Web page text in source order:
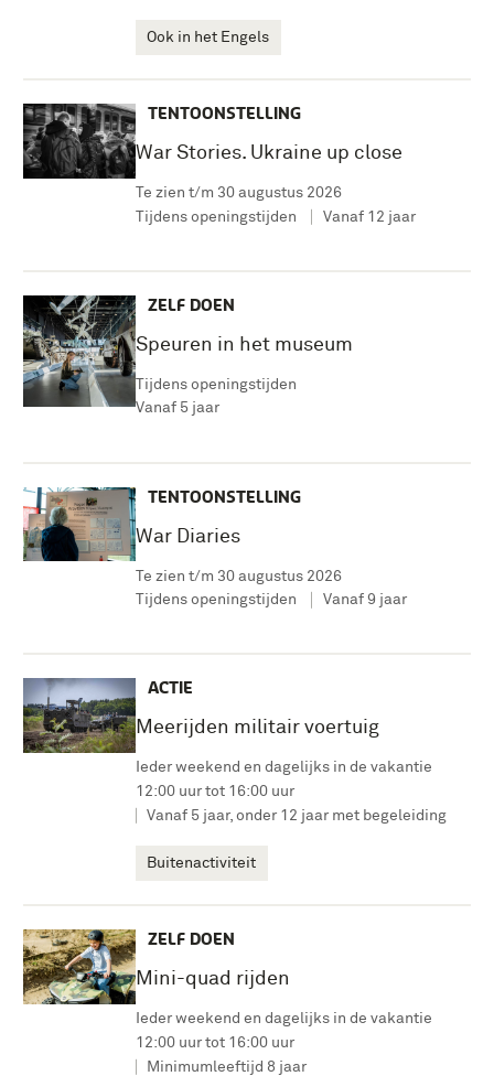
Ook in het Engels
TENTOONSTELLING
War Stories. Ukraine up close
Te zien t/m 30 augustus 2026
Tijdens openingstijden
Vanaf 12 jaar
ZELF DOEN
Speuren in het museum
Tijdens openingstijden
Vanaf 5 jaar
TENTOONSTELLING
War Diaries
Te zien t/m 30 augustus 2026
Tijdens openingstijden
Vanaf 9 jaar
ACTIE
Meerijden militair voertuig
Ieder weekend en dagelijks in de vakantie
12:00 uur tot 16:00 uur
Vanaf 5 jaar, onder 12 jaar met begeleiding
Buitenactiviteit
ZELF DOEN
Mini-quad rijden
Ieder weekend en dagelijks in de vakantie
12:00 uur tot 16:00 uur
Minimumleeftijd 8 jaar